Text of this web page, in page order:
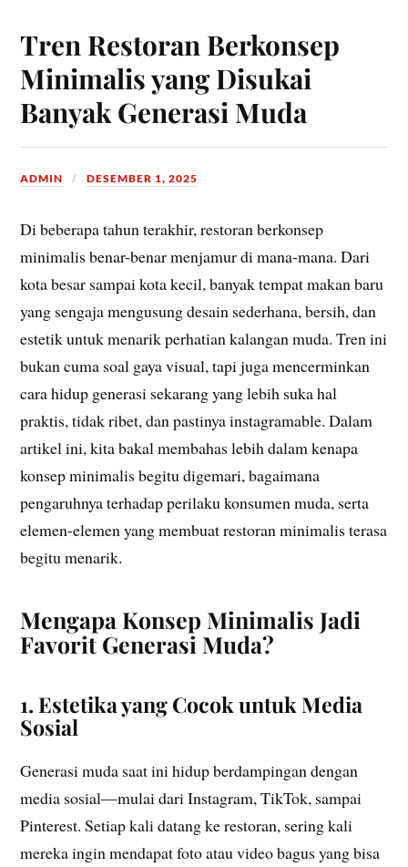
Tren Restoran Berkonsep
Minimalis yang Disukai
Banyak Generasi Muda
ADMIN DESEMBER 1, 2025
Di beberapa tahun terakhir, restoran berkonsep
minimalis benar-benar menjamur di mana-mana. Dari
kota besar sampai kota kecil, banyak tempat makan baru
yang sengaja mengusung desain sederhana, bersih, dan
estetik untuk menarik perhatian kalangan muda. Tren ini
bukan cuma soal gaya visual, tapi juga mencerminkan
cara hidup generasi sekarang yang lebih suka hal
praktis, tidak ribet, dan pastinya instagramable. Dalam
artikel ini, kita bakal membahas lebih dalam kenapa
konsep minimalis begitu digemari, bagaimana
pengaruhnya terhadap perilaku konsumen muda, serta
elemen-elemen yang membuat restoran minimalis terasa
begitu menarik.
Mengapa Konsep Minimalis Jadi
Favorit Generasi Muda?
1. Estetika yang Cocok untuk Media
Sosial
Generasi muda saat ini hidup berdampingan dengan
media sosial—mulai dari Instagram, TikTok, sampai
Pinterest. Setiap kali datang ke restoran, sering kali
mereka ingin mendapat foto atau video bagus yang bisa